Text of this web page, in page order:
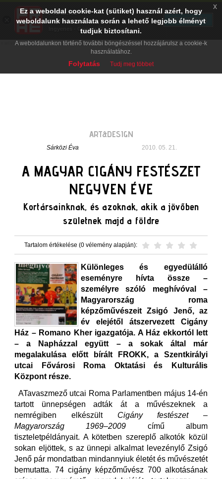
ART&DESIGN
Sárközi Éva 2010. 05. 21.
A MAGYAR CIGÁNY FESTÉSZET
NEGYVEN ÉVE
Kortársainknak, és azoknak, akik a jövőben
születnek majd a földre
Tartalom értékelése (0 vélemény alapján):
Különleges és egyedülálló
eseményre hívta össze –
személyre szóló meghívóval –
Magyarország roma
képzőművészeit Zsigó Jenő, az
év elejétől átszervezett Cigány
Ház – Romano Kher igazgatója. A Ház ekkortól lett
– a Napházzal együtt – a sokak által már
megalakulása előtt bírált FROKK, a Szentkirályi
utcai Fővárosi Roma Oktatási és Kulturális
Központ része.
ATavaszmező utcai Roma Parlamentben május 14-én
tartott ünnepségen adták át a művészeknek a
nemrégiben elkészült Cigány festészet –
Magyarország 1969–2009 című album
tiszteletpéldányait. A kötetben szereplő alkotók közül
sokan eljöttek, s az ünnepi alkalmat levezénylő Zsigó
Jenő pár mondatban mindannyiuk életét és művészetét
bemutatta. 74 cigány képzőművész 700 alkotásának
Ez a weboldal cookie-kat (sütiket) használ azért, hogy
weboldalunk használata során a lehető legjobb élményt
tudjuk biztosítani.
A weboldalunkon történő további böngészéssel hozzájárulsz a cookie-k
használatához.
Folytatás Tudj meg többet
x
PRAE.HU
Digital Evolution
Ingyenes - Google Play
TELEPÍTÉS